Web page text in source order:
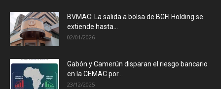
BVMAC: La salida a bolsa de BGFI Holding se
extiende hasta...
02/01/2026
Gabón y Camerún disparan el riesgo bancario
en la CEMAC por...
23/12/2025